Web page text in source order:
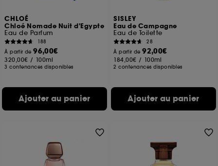
CHLOÉ
Chloé Nomade Nuit d'Egypte
Eau de Parfum
188
À partir de96,00€
320,00€ / 100ml
3 contenances disponibles
Ajouter au panier
SISLEY
Eau de Campagne
Eau de Toilette
28
À partir de92,00€
184,00€ / 100ml
2 contenances disponibles
Ajouter au panier